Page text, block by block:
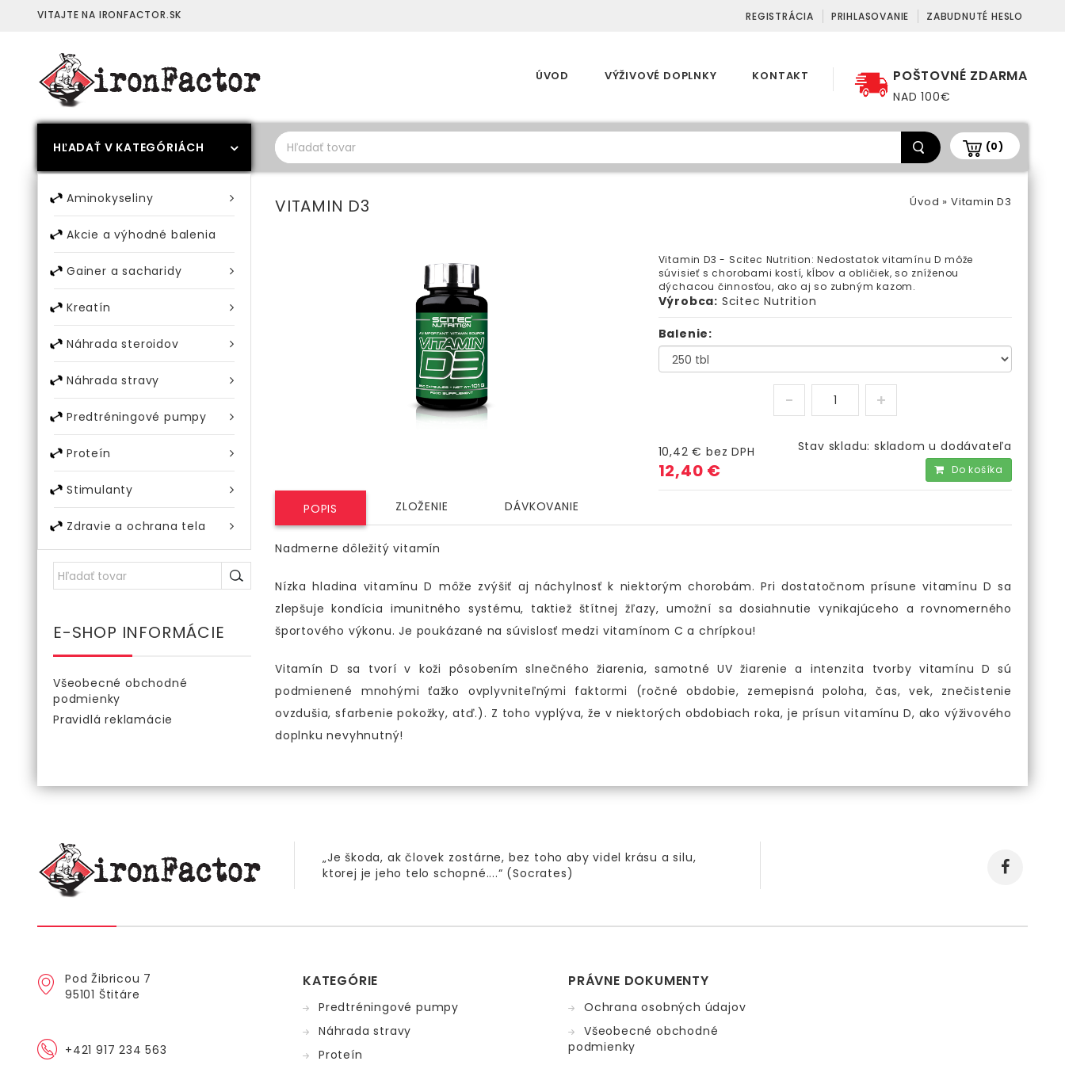
VITAJTE NA IRONFACTOR.SK REGISTRÁCIA PRIHLASOVANIE ZABUDNUTÉ HESLO
POŠTOVNÉ ZDARMA
NAD 100€
Skip to content
ÚVOD VÝŽIVOVÉ DOPLNKY KONTAKT
HĽADAŤ V KATEGÓRIÁCH (0)
VITAMIN D3 Úvod » Vitamin D3
Vitamin D3 - Scitec Nutrition: Nedostatok vitamínu D môže
súvisieť s chorobami kostí, kĺbov a obličiek, so zníženou
dýchacou činnosťou, ako aj so zubným kazom.
Výrobca: Scitec Nutrition
Balenie:
10,42 € bez DPH
12,40 €
Stav skladu: skladom u dodávateľa
Do košíka
POPIS ZLOŽENIE DÁVKOVANIE
Nadmerne dôležitý vitamín
Nízka hladina vitamínu D môže zvýšiť aj náchylnosť k niektorým chorobám. Pri dostatočnom prísune vitamínu D sa
zlepšuje kondícia imunitného systému, taktiež štítnej žľazy, umožní sa dosiahnutie vynikajúceho a rovnomerného
športového výkonu. Je poukázané na súvislosť medzi vitamínom C a chrípkou!
Vitamín D sa tvorí v koži pôsobením slnečného žiarenia, samotné UV žiarenie a intenzita tvorby vitamínu D sú
podmienené mnohými ťažko ovplyvniteľnými faktormi (ročné obdobie, zemepisná poloha, čas, vek, znečistenie
ovzdušia, sfarbenie pokožky, atď.). Z toho vyplýva, že v niektorých obdobiach roka, je prísun vitamínu D, ako výživového
doplnku nevyhnutný!
Aminokyseliny
Akcie a výhodné balenia
Gainer a sacharidy
Kreatín
Náhrada steroidov
Náhrada stravy
Predtréningové pumpy
Proteín
Stimulanty
Zdravie a ochrana tela
E-SHOP INFORMÁCIE
Všeobecné obchodné
podmienky
Pravidlá reklamácie
„Je škoda, ak človek zostárne, bez toho aby videl krásu a silu,
ktorej je jeho telo schopné....“ (Socrates)
Pod Žibricou 7
95101 Štitáre
+421 917 234 563
KATEGÓRIE
Predtréningové pumpy
Náhrada stravy
Proteín
PRÁVNE DOKUMENTY
Ochrana osobných údajov
Všeobecné obchodné
podmienky